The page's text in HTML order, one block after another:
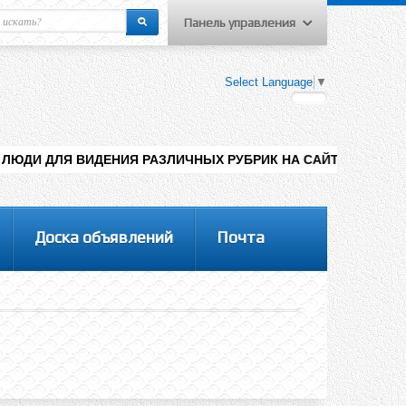
пользователя
на сайт
Панель управления
Select Language ▼
РАЗЛИЧНЫХ РУБРИК НА САЙТЕ , ДОБАВЛЕНИЯ
Доска объявлений Почта